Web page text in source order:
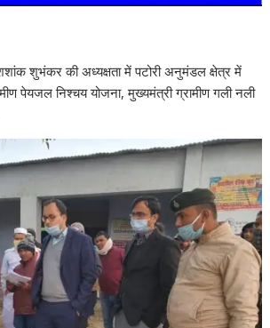
शुभंकर की अध्यक्षता में पटोरी अनुमंडल क्षेत्र में
पेयजल निश्चय योजना, मुख्यमंत्री ग्रामीण गली नली